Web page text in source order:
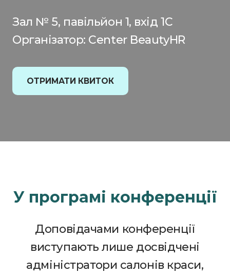
Зал № 5, павільйон 1, вхід 1С
Організатор: Center BeautyHR
ОТРИМАТИ КВИТОК
У програмі конференції
Доповідачами конференції
виступають лише досвідчені
адміністратори салонів краси,